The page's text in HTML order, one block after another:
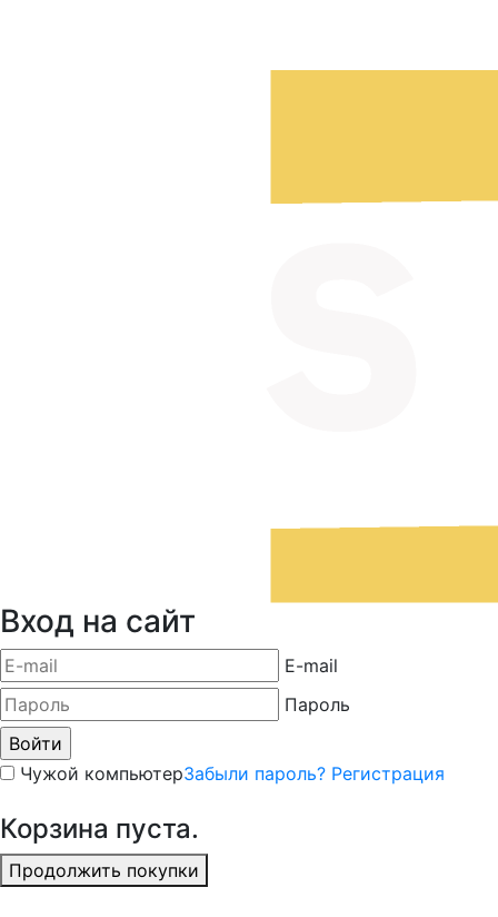
Вход на сайт
E-mail
Пароль
Чужой компьютерЗабыли пароль? Регистрация
Корзина пуста.
Продолжить покупки